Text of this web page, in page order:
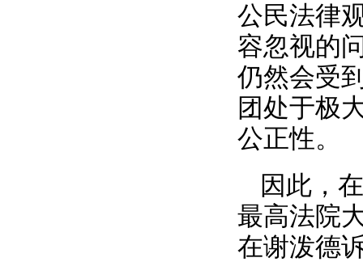
公民法律
容忽视的
仍然会受
团处于极
公正性。
因此，
最高法院
在谢泼德